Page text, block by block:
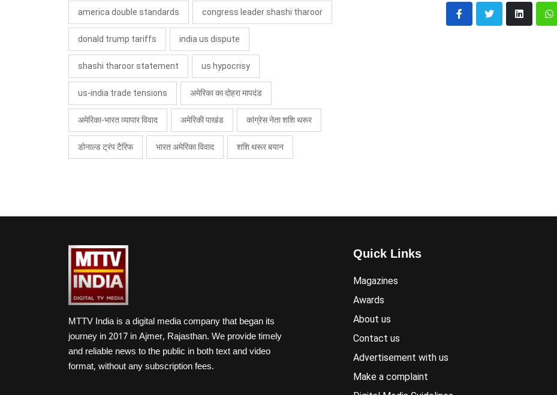
america double standards congress leader shashi tharoor
donald trump tariffs india us dispute
shashi tharoor statement us hypocrisy
us-india trade tensions अमेरिका का दोहरा मापदंड
अमेरिका-भारत व्यापार विवाद अमेरिकी पाखंड कांग्रेस नेता शशि थरूर
डोनाल्ड ट्रंप टैरिफ भारत अमेरिका विवाद शशि थरूर बयान
MTTV India is a digital media company that began its
journey in 2017 in Ajmer, Rajasthan. We provide timely
and reliable news to the public in both text and video
format, without any subscription fees.
Quick Links
Magazines
Awards
About us
Contact us
Advertisement with us
Make a complaint